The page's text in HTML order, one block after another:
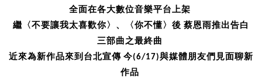
全面在各大數位音樂平台上架
繼〈不要讓我太喜歡你〉、〈你不懂〉後 蔡恩雨推出告白
三部曲之最終曲
近來為新作品來到台北宣傳 今(6/17)與媒體朋友們見面聊新
作品